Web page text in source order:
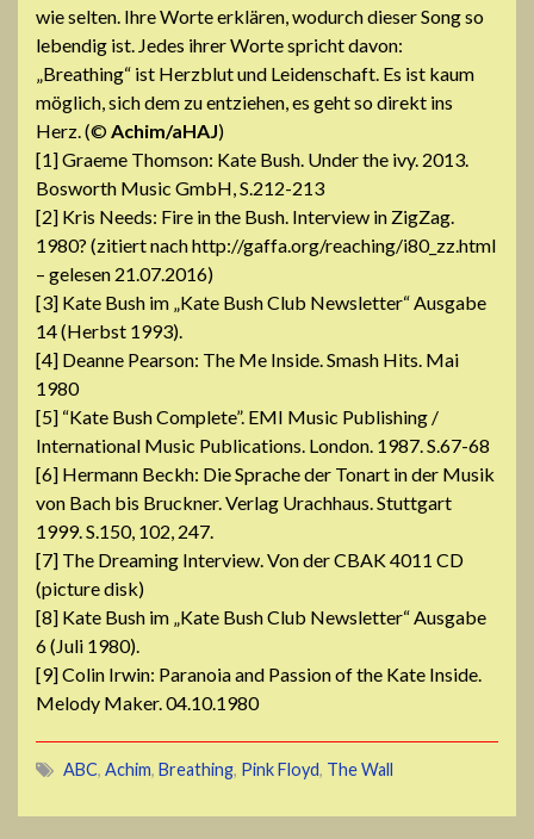
wie selten. Ihre Worte erklären, wodurch dieser Song so
lebendig ist. Jedes ihrer Worte spricht davon:
„Breathing“ ist Herzblut und Leidenschaft. Es ist kaum
möglich, sich dem zu entziehen, es geht so direkt ins
Herz. (© Achim/aHAJ)
[1] Graeme Thomson: Kate Bush. Under the ivy. 2013.
Bosworth Music GmbH, S.212-213
[2] Kris Needs: Fire in the Bush. Interview in ZigZag.
1980? (zitiert nach http://gaffa.org/reaching/i80_zz.html
– gelesen 21.07.2016)
[3] Kate Bush im „Kate Bush Club Newsletter“ Ausgabe
14 (Herbst 1993).
[4] Deanne Pearson: The Me Inside. Smash Hits. Mai
1980
[5] “Kate Bush Complete”. EMI Music Publishing /
International Music Publications. London. 1987. S.67-68
[6] Hermann Beckh: Die Sprache der Tonart in der Musik
von Bach bis Bruckner. Verlag Urachhaus. Stuttgart
1999. S.150, 102, 247.
[7] The Dreaming Interview. Von der CBAK 4011 CD
(picture disk)
[8] Kate Bush im „Kate Bush Club Newsletter“ Ausgabe
6 (Juli 1980).
[9] Colin Irwin: Paranoia and Passion of the Kate Inside.
Melody Maker. 04.10.1980
ABC, Achim, Breathing, Pink Floyd, The Wall